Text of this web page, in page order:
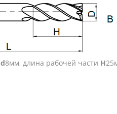
d8мм, длина рабочей части H